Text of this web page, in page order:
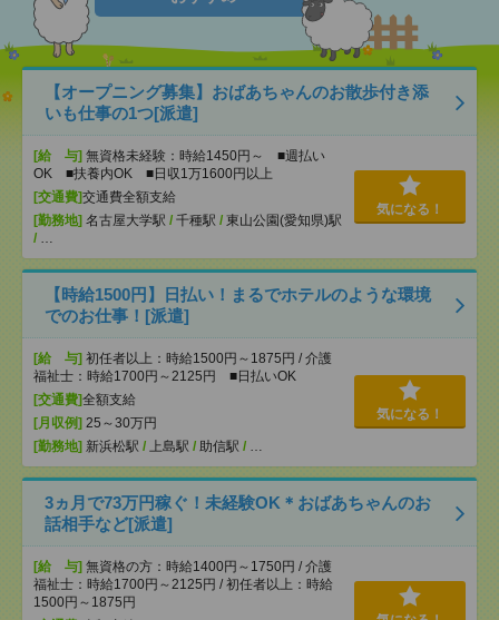
【オープニング募集】おばあちゃんのお散歩付き添
いも仕事の1つ[派遣]
[給 与] 無資格未経験：時給1450円～ ■週払い
OK ■扶養内OK ■日収1万1600円以上
[交通費]交通費全額支給
[勤務地] 名古屋大学駅 / 千種駅 / 東山公園(愛知県)駅
/ …
気になる！
【時給1500円】日払い！まるでホテルのような環境
でのお仕事！[派遣]
[給 与] 初任者以上：時給1500円～1875円 / 介護
福祉士：時給1700円～2125円 ■日払いOK
[交通費]全額支給
[月収例] 25～30万円
[勤務地] 新浜松駅 / 上島駅 / 助信駅 / …
気になる！
3ヵ月で73万円稼ぐ！未経験OK＊おばあちゃんのお
話相手など[派遣]
[給 与] 無資格の方：時給1400円～1750円 / 介護
福祉士：時給1700円～2125円 / 初任者以上：時給
1500円～1875円